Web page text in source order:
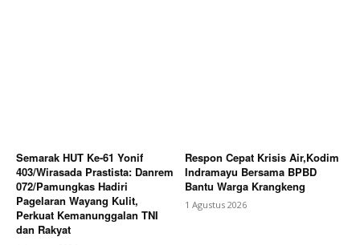
My account
Bagikan Artikel
Semarak HUT Ke-61 Yonif
403/Wirasada Prastista: Danrem
072/Pamungkas Hadiri
Pagelaran Wayang Kulit,
Perkuat Kemanunggalan TNI
dan Rakyat
Respon Cepat Krisis Air,Kodim
Indramayu Bersama BPBD
Bantu Warga Krangkeng
1 Agustus 2026